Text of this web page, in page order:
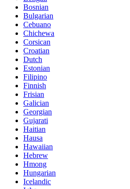
Bosnian
Bulgarian
Cebuano
Chichewa
Corsican
Croatian
Dutch
Estonian
Filipino
Finnish
Frisian
Galician
Georgian
Gujarati
Haitian
Hausa
Hawaiian
Hebrew
Hmong
Hungarian
Icelandic